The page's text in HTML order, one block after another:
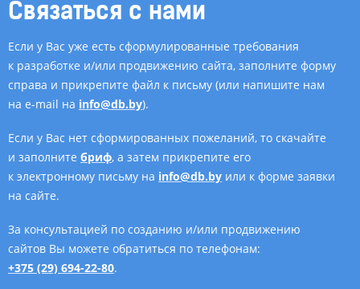
Связаться с нами
Если у Вас уже есть сформулированные требования
к разработке и/или продвижению сайта, заполните форму
справа и прикрепите файл к письму (или напишите нам
на e-mail на info@db.by).
Если у Вас нет сформированных пожеланий, то скачайте
и заполните бриф, а затем прикрепите его
к электронному письму на info@db.by или к форме заявки
на сайте.
За консультацией по созданию и/или продвижению
сайтов Вы можете обратиться по телефонам:
+375 (29) 694-22-80.